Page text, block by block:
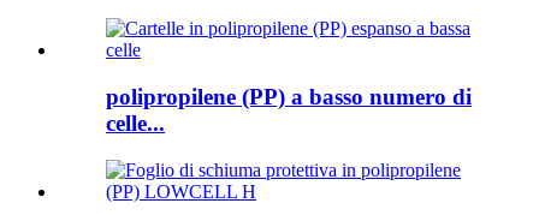
polipropilene (PP) a basso numero di
celle...